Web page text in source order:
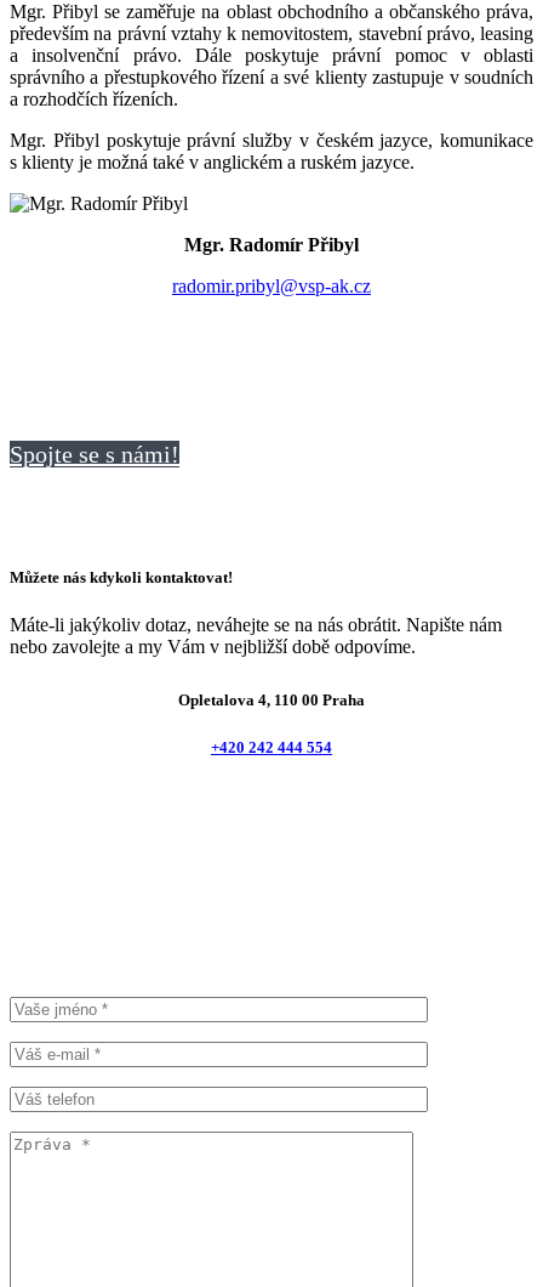
Mgr. Přibyl se zaměřuje na oblast obchodního a občanského práva,
především na právní vztahy k nemovitostem, stavební právo, leasing
a insolvenční právo. Dále poskytuje právní pomoc v oblasti
správního a přestupkového řízení a své klienty zastupuje v soudních
a rozhodčích řízeních.
Mgr. Přibyl poskytuje právní služby v českém jazyce, komunikace
s klienty je možná také v anglickém a ruském jazyce.
Mgr. Radomír Přibyl
radomir.pribyl@vsp-ak.cz
Spojte se s námi!
Můžete nás kdykoli kontaktovat!
Máte-li jakýkoliv dotaz, neváhejte se na nás obrátit. Napište nám
nebo zavolejte a my Vám v nejbližší době odpovíme.
Opletalova 4, 110 00 Praha
+420 242 444 554